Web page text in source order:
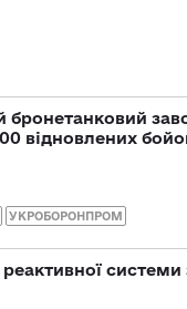
бронетанковий
відновлених
УКРОБОРОНПРОМ